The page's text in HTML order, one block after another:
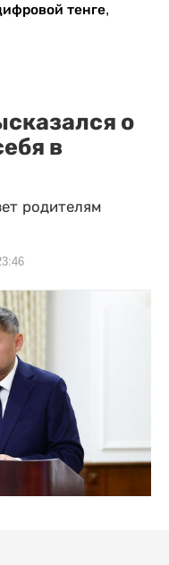
тенге,
о
в
родителям